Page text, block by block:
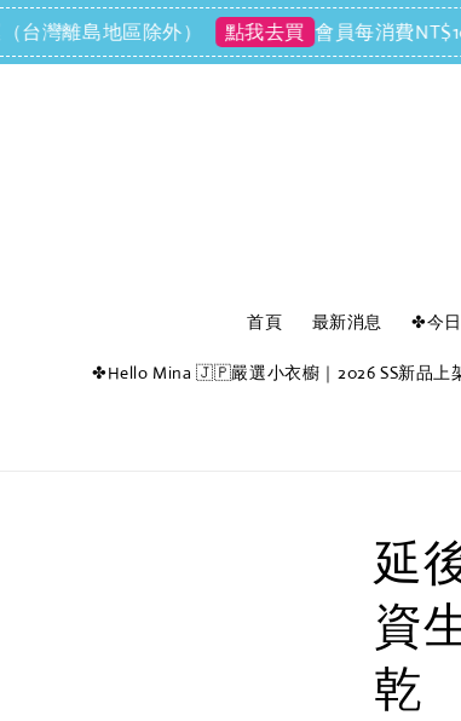
灣離島地區除外） 點我去買 會員每消費
首頁 最新消息 ✤今
✤Hello Mina 🇯🇵嚴選小衣櫥｜2026 SS新品上
延
資
乾